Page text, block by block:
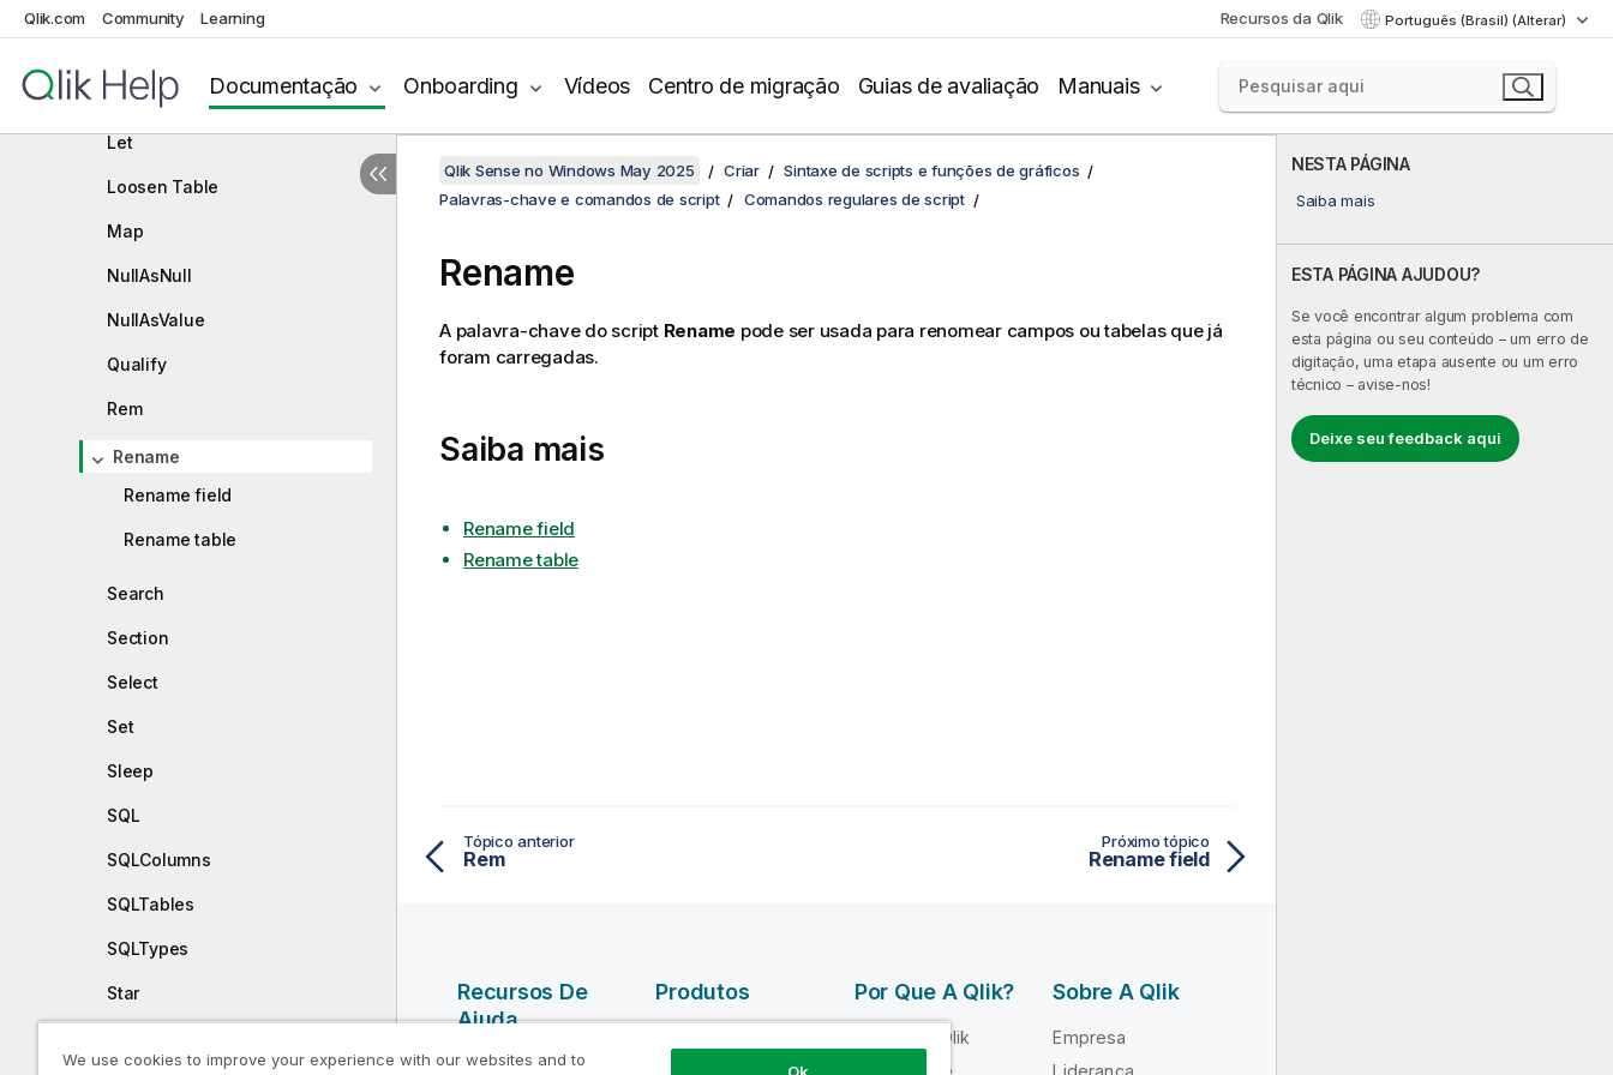
Qlik.com Community Learning Recursos da Qlik Português (Brasil) (Alterar)
Documentação Onboarding Vídeos Centro de migração Guias de avaliação Manuais
Force
Load
Let
Loosen Table
Map
NullAsNull
NullAsValue
Qualify
Rem
Rename
Rename field
Rename table
Search
Section
Select
Set
Sleep
SQL
SQLColumns
SQLTables
SQLTypes
Star
NESTA PÁGINA
Saiba mais
ESTA PÁGINA AJUDOU?
Se você encontrar algum problema com
esta página ou seu conteúdo – um erro de
digitação, uma etapa ausente ou um erro
técnico – avise-nos!
Deixe seu feedback aqui
Qlik Sense no Windows May 2025 Criar
Sintaxe de scripts e funções de gráficos
Palavras-chave e comandos de script
Comandos regulares de script
Rename
A palavra-chave do script Rename pode ser usada para renomear campos ou tabelas que já
foram carregadas.
Saiba mais
Rename field
Rename table
Tópico anterior
Rem
Próximo tópico
Rename field
Recursos De
Ajuda
Vídeos da Qlik
Produtos
INTEGRATION
Por Que A Qlik?
Por que a Qlik
Confiança e
Sobre A Qlik
Empresa
Liderança
We use cookies to improve your experience with our websites and to